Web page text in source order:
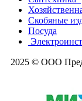
Скобяные
Посуда
2025 © ООО